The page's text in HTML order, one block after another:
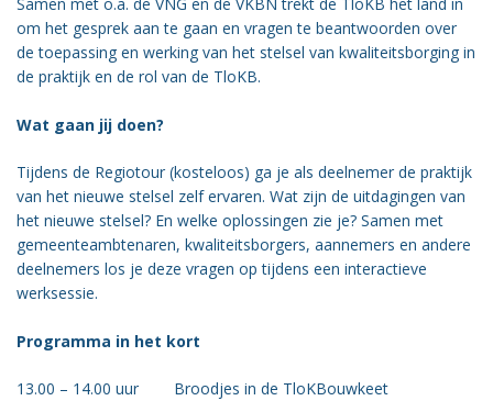
om het gesprek aan te gaan en vragen te beantwoorden over
de toepassing en werking van het stelsel van kwaliteitsborging in
de praktijk en de rol van de TloKB.
Wat gaan jij doen?
Tijdens de Regiotour (kosteloos) ga je als deelnemer de praktijk
van het nieuwe stelsel zelf ervaren. Wat zijn de uitdagingen van
het nieuwe stelsel? En welke oplossingen zie je? Samen met
gemeenteambtenaren, kwaliteitsborgers, aannemers en andere
deelnemers los je deze vragen op tijdens een interactieve
werksessie.
Programma in het kort
13.00 – 14.00 uur Broodjes in de TloKBouwkeet